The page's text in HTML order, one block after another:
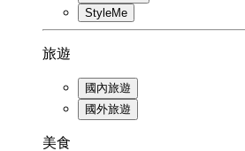
StyleMe
旅遊
國內旅遊
國外旅遊
美食